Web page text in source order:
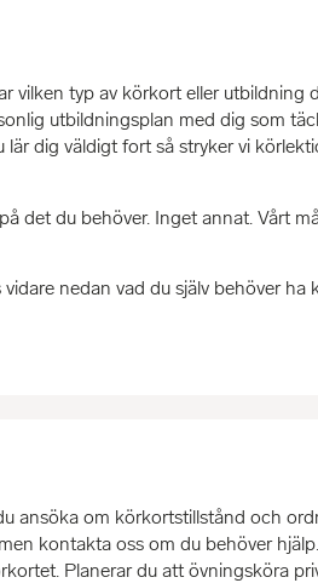
typ av körkort eller utbildning
utbildningsplan med dig som
dig väldigt fort så stryker vi
det du behöver. Inget annat. Vårt
nedan vad du själv behöver ha
ansöka om körkortstillstånd och
kontakta oss om du behöver
Planerar du att övningsköra